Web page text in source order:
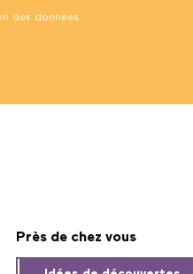
des données.
Près de chez vous